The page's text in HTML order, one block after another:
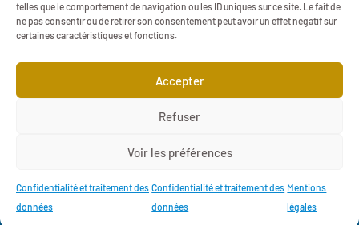
telles que le comportement de navigation ou les ID uniques sur ce site. Le fait de
ne pas consentir ou de retirer son consentement peut avoir un effet négatif sur
certaines caractéristiques et fonctions.
Accepter
Refuser
Voir les préférences
Confidentialité et traitement des
données
Confidentialité et traitement des
données
Mentions
légales
et activer ce contenu


